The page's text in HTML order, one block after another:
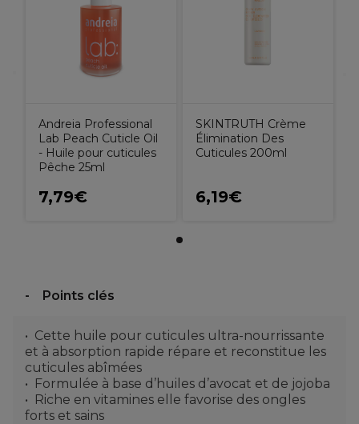
Andreia Professional
Lab Peach Cuticle Oil
- Huile pour cuticules
Pêche 25ml
7,79€
SKINTRUTH Crème
Élimination Des
Cuticules 200ml
6,19€
Points clés
Cette huile pour cuticules ultra-nourrissante
et à absorption rapide répare et reconstitue les
cuticules abîmées
Formulée à base d’huiles d’avocat et de jojoba
Riche en vitamines elle favorise des ongles
forts et sains